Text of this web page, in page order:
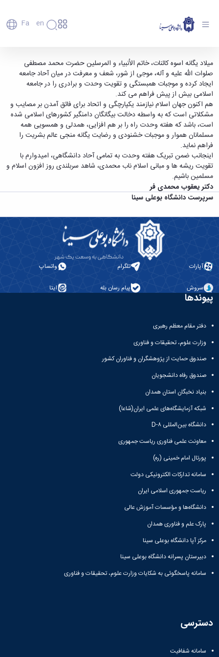
Fa En
دانشگاه
تاریخچه
و
معرفی
برنامه
راهبردی
دانشگاه
نقشه
دانشگاه
سازمان
دانشگاه
معاونت
توسعه
مدیریت
و
تکمیلی
دانشجویی
معاونت
پژوهش
فناوری
فرهنگی
و
اجتماعی
نهاد
نمایندگی
مقام
معظم
تماس
اعضای
هیأت
علمی
کارکنان
دانشجویان
فارغ
التحصیلان
دانشکده‌ها
پردیس
اصلی
مهندسی
کشاورزی
شیمی
و
علوم
علوم
دامپزشکی
پایه
علوم
اجتماعی
دانشکده
های
اقماری
ارتباط
با ما
روابط
بین
الملل
(قدم
الآن)
Apply
پیام سرپرست محترم دانشگاه به مناسبت هفته
وحدت - دانشگاه بوعلی سینا همدان
میلاد یگانه اسوە کائنات، خاتم الأنبیاء و المرسلین حضرت محمد مصطفی
صلوات الله علیه و آله، موجی از شور، شعف و معرفت در میان آحاد جامعه
ایجاد کرده و موجبات همبستگی و تقویت وحدت و برادری را در جامعه
اسلامی بیش از پیش فراهم می کند.
هم اکنون جهان اسلام نیازمند یکپارچگی و اتحاد برای فائق آمدن بر مصایب و
مشکلاتی است که به واسطه دخالت بیگانگان دامنگیر کشور‌های اسلامی شدە
است، باشد که هفته وحدت راه را بر هم افزایی، همدلی و همسویی همه
مسلمانان هموار و موجبات خشنودی و رضایت یگانه منجی عالم بشریت را
فراهم نماید.
اینجانب ضمن تبریک هفته وحدت به تمامی آحاد دانشگاهی، امیدوارم با
تقویت ریشه ها و مبانی اسلام ناب محمدی، شاهد سربلندی روز افزون اسلام و
مسلمین باشیم.
دکتر یعقوب محمدی فر
سرپرست دانشگاه بوعلی سینا
آپارات تلگرام واتساپ
سروش پیام رسان بله ایتا
پیوندها
دفتر مقام معظم رهبری
وزارت علوم، تحقیقات و فناوری
صندوق حمایت از پژوهشگران و فناوران کشور
صندوق رفاه دانشجویان
بنیاد نخبگان استان همدان
شبکه آزمایشگاه‌های علمی ایران(شاعا)
دانشگاه بین‌المللی D-۸
معاونت علمی فناوری ریاست جمهوری
پورتال امام خمینی (ره)
سامانه تدارکات الکترونیکی دولت
ریاست جمهوری اسلامی ایران
دانشگاه‌ها و مؤسسات آموزش عالی
پارک علم و فناوری همدان
مرکز آپا دانشگاه بوعلی سینا
دبیرستان پسرانه دانشگاه بوعلی سینا
سامانه پاسخگوئی به شکایات وزارت علوم، تحقیقات و فناوری
دسترسی
سامانه شفافیت